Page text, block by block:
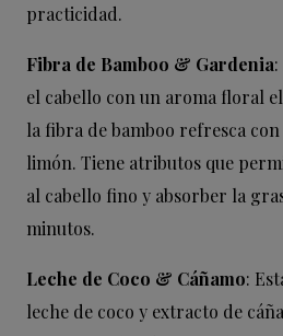
practicidad.
Fibra de Bamboo & Gardenia
el cabello con un aroma floral
la fibra de bamboo refresca
limón. Tiene atributos que
al cabello fino y absorber la
minutos.
Leche de Coco & Cáñamo:
leche de coco y extracto de